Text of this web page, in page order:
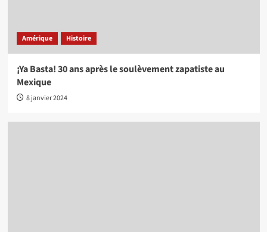
Amérique Histoire
¡Ya Basta! 30 ans après le soulèvement zapatiste au
Mexique
8 janvier 2024